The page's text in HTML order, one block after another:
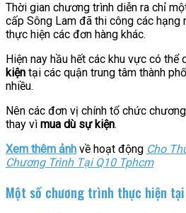
Thời gian chương trình diễn ra chỉ
cấp Sông Lam đã thi công các hạng
thực hiện các đơn hàng khác.
Hiện nay hầu hết các khu vực có thể
kiện tại các quận trung tâm thành
nhiều.
Nên các đơn vị chính tổ chức
thay vì mua dù sự kiện.
Xem thêm ảnh về hoạt động Cho
Chương Trình Tại Q10 Tphcm
Một số chương trình thực hiện